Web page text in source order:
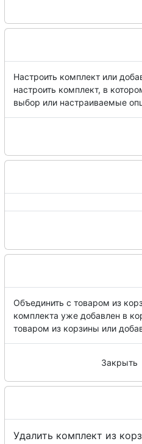
Настроить комплект или
настроить комплект, в
выбор или настраиваемые
Объединить с товаром из
комплекта уже добавлен в
товаром из корзины или
Закрыть
Удалить комплект из